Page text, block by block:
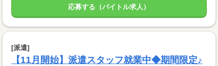
応募する（バイトル求人）
[派遣]
【11月開始】派遣スタッフ就業中◆期間限定♪